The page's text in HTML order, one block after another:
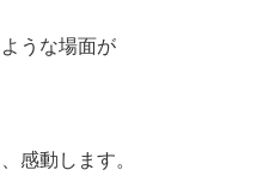
うな場面が
感動します。